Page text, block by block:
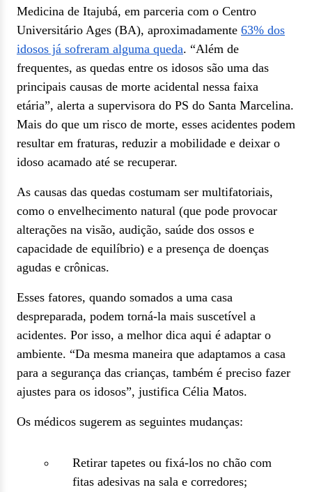
Medicina de Itajubá, em parceria com o Centro
Universitário Ages (BA), aproximadamente 63% dos
idosos já sofreram alguma queda. “Além de
frequentes, as quedas entre os idosos são uma das
principais causas de morte acidental nessa faixa
etária”, alerta a supervisora do PS do Santa Marcelina.
Mais do que um risco de morte, esses acidentes podem
resultar em fraturas, reduzir a mobilidade e deixar o
idoso acamado até se recuperar.
As causas das quedas costumam ser multifatoriais,
como o envelhecimento natural (que pode provocar
alterações na visão, audição, saúde dos ossos e
capacidade de equilíbrio) e a presença de doenças
agudas e crônicas.
Esses fatores, quando somados a uma casa
despreparada, podem torná-la mais suscetível a
acidentes. Por isso, a melhor dica aqui é adaptar o
ambiente. “Da mesma maneira que adaptamos a casa
para a segurança das crianças, também é preciso fazer
ajustes para os idosos”, justifica Célia Matos.
Os médicos sugerem as seguintes mudanças:
Retirar tapetes ou fixá-los no chão com
fitas adesivas na sala e corredores;